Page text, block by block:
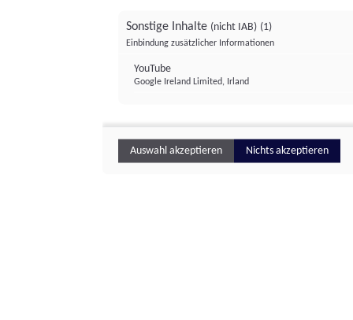
Sonstige Inhalte (nicht IAB) (1)
Einbindung zusätzlicher Informationen
YouTube
Google Ireland Limited, Irland
Auswahl akzeptieren Nichts akzeptieren